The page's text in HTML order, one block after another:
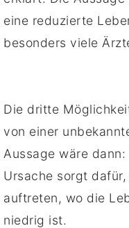
eine reduzierte
besonders viele
Die dritte
von einer
Aussage wäre
Ursache sorgt
auftreten, wo die
niedrig ist.